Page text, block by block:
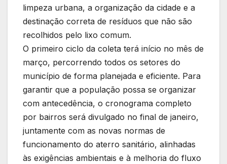
limpeza urbana, a organização da cidade e a
destinação correta de resíduos que não são
recolhidos pelo lixo comum.
O primeiro ciclo da coleta terá início no mês de
março, percorrendo todos os setores do
município de forma planejada e eficiente. Para
garantir que a população possa se organizar
com antecedência, o cronograma completo
por bairros será divulgado no final de janeiro,
juntamente com as novas normas de
funcionamento do aterro sanitário, alinhadas
às exigências ambientais e à melhoria do fluxo